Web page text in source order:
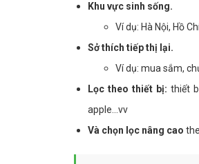
Khu vực sinh sống.
Ví dụ: Hà Nội, Hồ
Sở thích tiếp thị lại.
Ví dụ: mua sắm,
Lọc theo thiết bị: thiết
apple...vv
Và chọn lọc nâng cao